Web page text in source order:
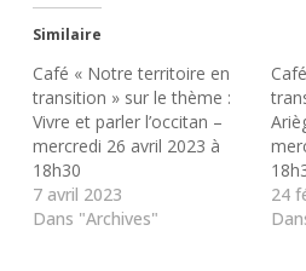
Similaire
Café « Notre territoire en
transition » sur le thème :
Vivre et parler l’occitan –
mercredi 26 avril 2023 à
18h30
7 avril 2023
Dans "Archives"
24